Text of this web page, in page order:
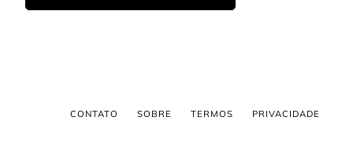
CONTATO SOBRE TERMOS PRIVACIDADE